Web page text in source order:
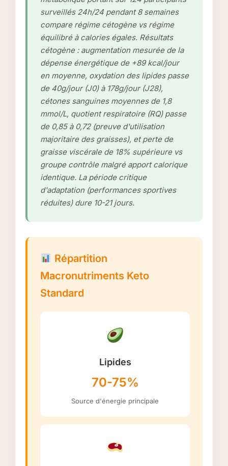
surveillés 24h/24 pendant 8 semaines
compare régime cétogène vs régime
équilibré à calories égales. Résultats
cétogène : augmentation mesurée de la
dépense énergétique de +89 kcal/jour
en moyenne, oxydation des lipides passe
de 40g/jour (J0) à 178g/jour (J28),
cétones sanguines moyennes de 1,8
mmol/L, quotient respiratoire (RQ) passe
de 0,85 à 0,72 (preuve d'utilisation
majoritaire des graisses), et perte de
graisse viscérale de 18% supérieure vs
groupe contrôle malgré apport calorique
identique. La période critique
d'adaptation (performances sportives
réduites) dure 10-21 jours.
Répartition
Macronutriments Keto
Standard
Lipides
70-75%
Source d'énergie principale